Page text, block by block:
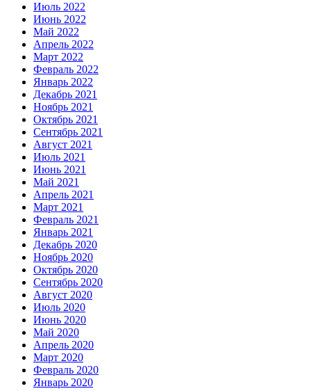
Июль 2022
Июнь 2022
Май 2022
Апрель 2022
Март 2022
Февраль 2022
Январь 2022
Декабрь 2021
Ноябрь 2021
Октябрь 2021
Сентябрь 2021
Август 2021
Июль 2021
Июнь 2021
Май 2021
Апрель 2021
Март 2021
Февраль 2021
Январь 2021
Декабрь 2020
Ноябрь 2020
Октябрь 2020
Сентябрь 2020
Август 2020
Июль 2020
Июнь 2020
Май 2020
Апрель 2020
Март 2020
Февраль 2020
Январь 2020